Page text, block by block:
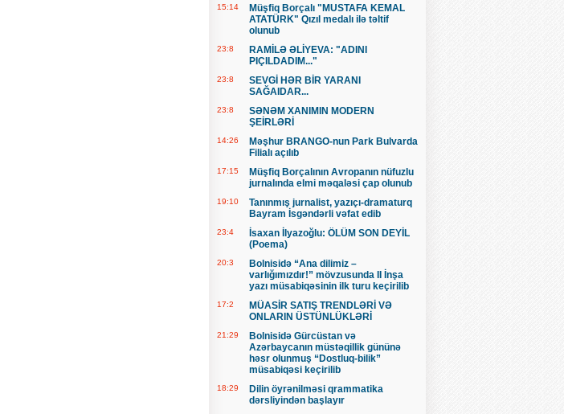
15:14
Müşfiq Borçalı "MUSTAFA KEMAL
ATATÜRK" Qızıl medalı ilə təltif
olunub
23:8
RAMİLƏ ƏLİYEVA: "ADINI
PIÇILDADIM..."
23:8
SEVGİ HƏR BİR YARANI
SAĞAIDAR...
23:8
SƏNƏM XANIMIN MODERN
ŞEİRLƏRİ
14:26
Məşhur BRANGO-nun Park Bulvarda
Filialı açılıb
17:15
Müşfiq Borçalının Avropanın nüfuzlu
jurnalında elmi məqaləsi çap olunub
19:10
Tanınmış jurnalist, yazıçı-dramaturq
Bayram İsgəndərli vəfat edib
23:4
İsaxan İlyazoğlu: ÖLÜM SON DEYİL
(Poema)
20:3
Bolnisidə “Ana dilimiz –
varlığımızdır!” mövzusunda II İnşa
yazı müsabiqəsinin ilk turu keçirilib
17:2
MÜASİR SATIŞ TRENDLƏRİ VƏ
ONLARIN ÜSTÜNLÜKLƏRİ
21:29
Bolnisidə Gürcüstan və
Azərbaycanın müstəqillik gününə
həsr olunmuş “Dostluq-bilik”
müsabiqəsi keçirilib
18:29
Dilin öyrənilməsi qrammatika
dərsliyindən başlayır